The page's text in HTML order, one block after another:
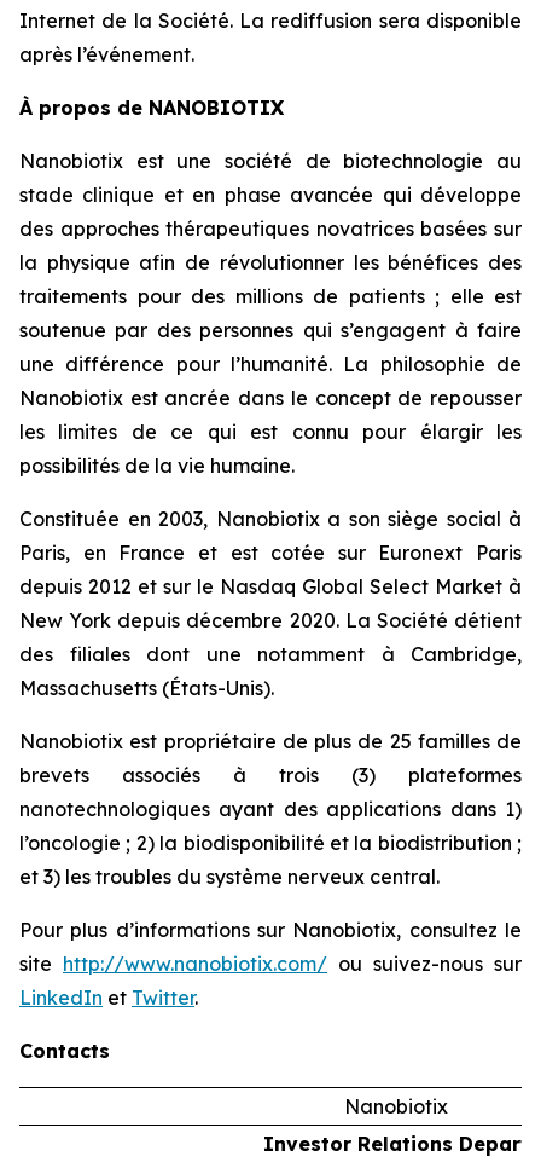
Internet de la Société. La rediffusion sera disponible
après l’événement.
À propos de NANOBIOTIX
Nanobiotix est une société de biotechnologie au
stade clinique et en phase avancée qui développe
des approches thérapeutiques novatrices basées sur
la physique afin de révolutionner les bénéfices des
traitements pour des millions de patients ; elle est
soutenue par des personnes qui s’engagent à faire
une différence pour l’humanité. La philosophie de
Nanobiotix est ancrée dans le concept de repousser
les limites de ce qui est connu pour élargir les
possibilités de la vie humaine.
Constituée en 2003, Nanobiotix a son siège social à
Paris, en France et est cotée sur Euronext Paris
depuis 2012 et sur le Nasdaq Global Select Market à
New York depuis décembre 2020. La Société détient
des filiales dont une notamment à Cambridge,
Massachusetts (États-Unis).
Nanobiotix est propriétaire de plus de 25 familles de
brevets associés à trois (3) plateformes
nanotechnologiques ayant des applications dans 1)
l’oncologie ; 2) la biodisponibilité et la biodistribution ;
et 3) les troubles du système nerveux central.
Pour plus d’informations sur Nanobiotix, consultez le
site http://www.nanobiotix.com/ ou suivez-nous sur
LinkedIn et Twitter.
Contacts
Nanobiotix
Investor Relations